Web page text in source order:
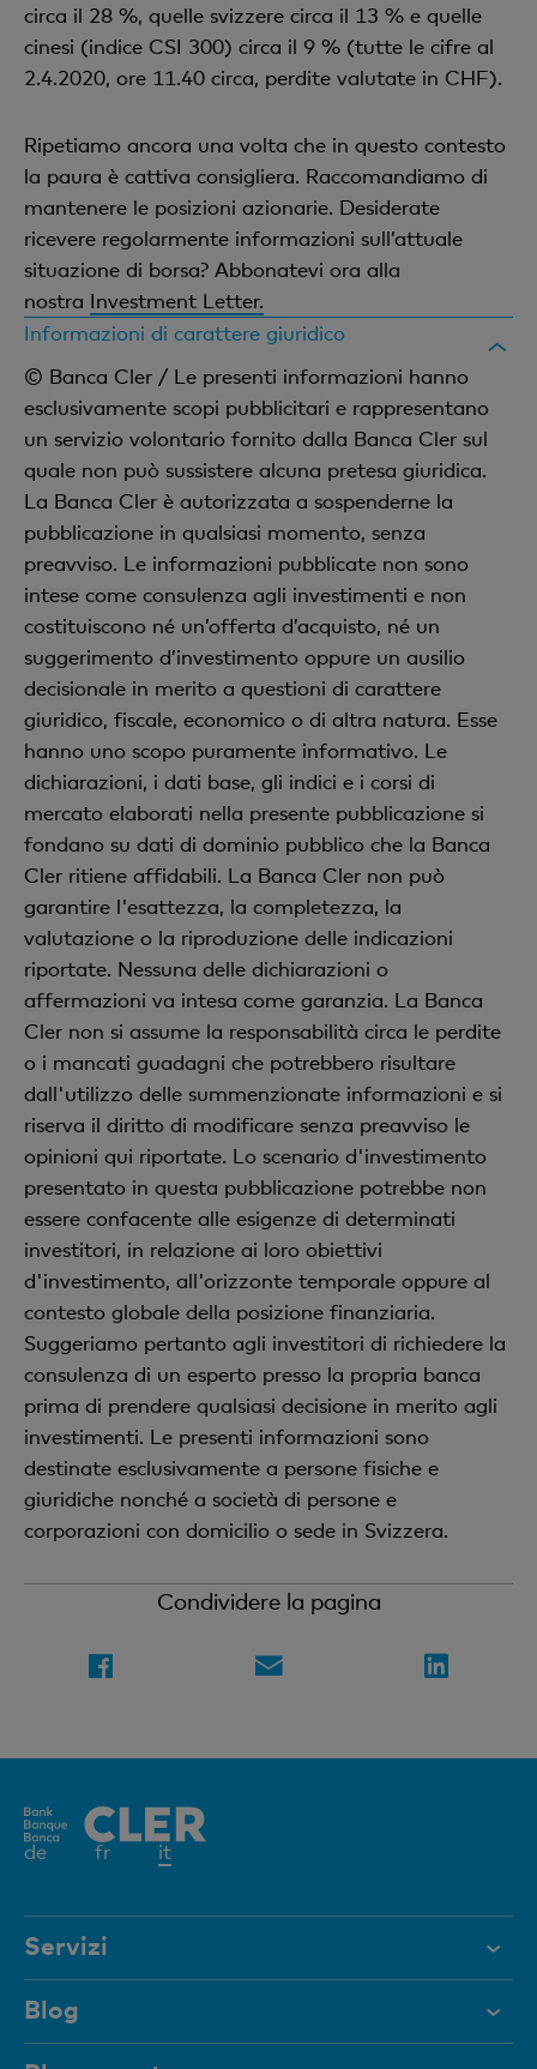
circa il 28 %, quelle svizzere circa il 13 % e quelle
cinesi (indice CSI 300) circa il 9 % (tutte le cifre al
2.4.2020, ore 11.40 circa, perdite valutate in CHF).
Ripetiamo ancora una volta che in questo contesto
la paura è cattiva consigliera. Raccomandiamo di
mantenere le posizioni azionarie. Desiderate
ricevere regolarmente informazioni sull’attuale
situazione di borsa? Abbonatevi ora alla
nostra Investment Letter.
Informazioni di carattere giuridico
© Banca Cler / Le presenti informazioni hanno
esclusivamente scopi pubblicitari e rappresentano
un servizio volontario fornito dalla Banca Cler sul
quale non può sussistere alcuna pretesa giuridica.
La Banca Cler è autorizzata a sospenderne la
pubblicazione in qualsiasi momento, senza
preavviso. Le informazioni pubblicate non sono
intese come consulenza agli investimenti e non
costituiscono né un’offerta d’acquisto, né un
suggerimento d’investimento oppure un ausilio
decisionale in merito a questioni di carattere
giuridico, fiscale, economico o di altra natura. Esse
hanno uno scopo puramente informativo. Le
dichiarazioni, i dati base, gli indici e i corsi di
mercato elaborati nella presente pubblicazione si
fondano su dati di dominio pubblico che la Banca
Cler ritiene affidabili. La Banca Cler non può
garantire l'esattezza, la completezza, la
valutazione o la riproduzione delle indicazioni
riportate. Nessuna delle dichiarazioni o
affermazioni va intesa come garanzia. La Banca
Cler non si assume la responsabilità circa le perdite
o i mancati guadagni che potrebbero risultare
dall'utilizzo delle summenzionate informazioni e si
riserva il diritto di modificare senza preavviso le
opinioni qui riportate. Lo scenario d'investimento
presentato in questa pubblicazione potrebbe non
essere confacente alle esigenze di determinati
investitori, in relazione ai loro obiettivi
d'investimento, all'orizzonte temporale oppure al
contesto globale della posizione finanziaria.
Suggeriamo pertanto agli investitori di richiedere la
consulenza di un esperto presso la propria banca
prima di prendere qualsiasi decisione in merito agli
investimenti. Le presenti informazioni sono
destinate esclusivamente a persone fisiche e
giuridiche nonché a società di persone e
corporazioni con domicilio o sede in Svizzera.
Condividere la pagina
de fr itElemento
Servizi
Aiuto e contatto
Documenti
Blog